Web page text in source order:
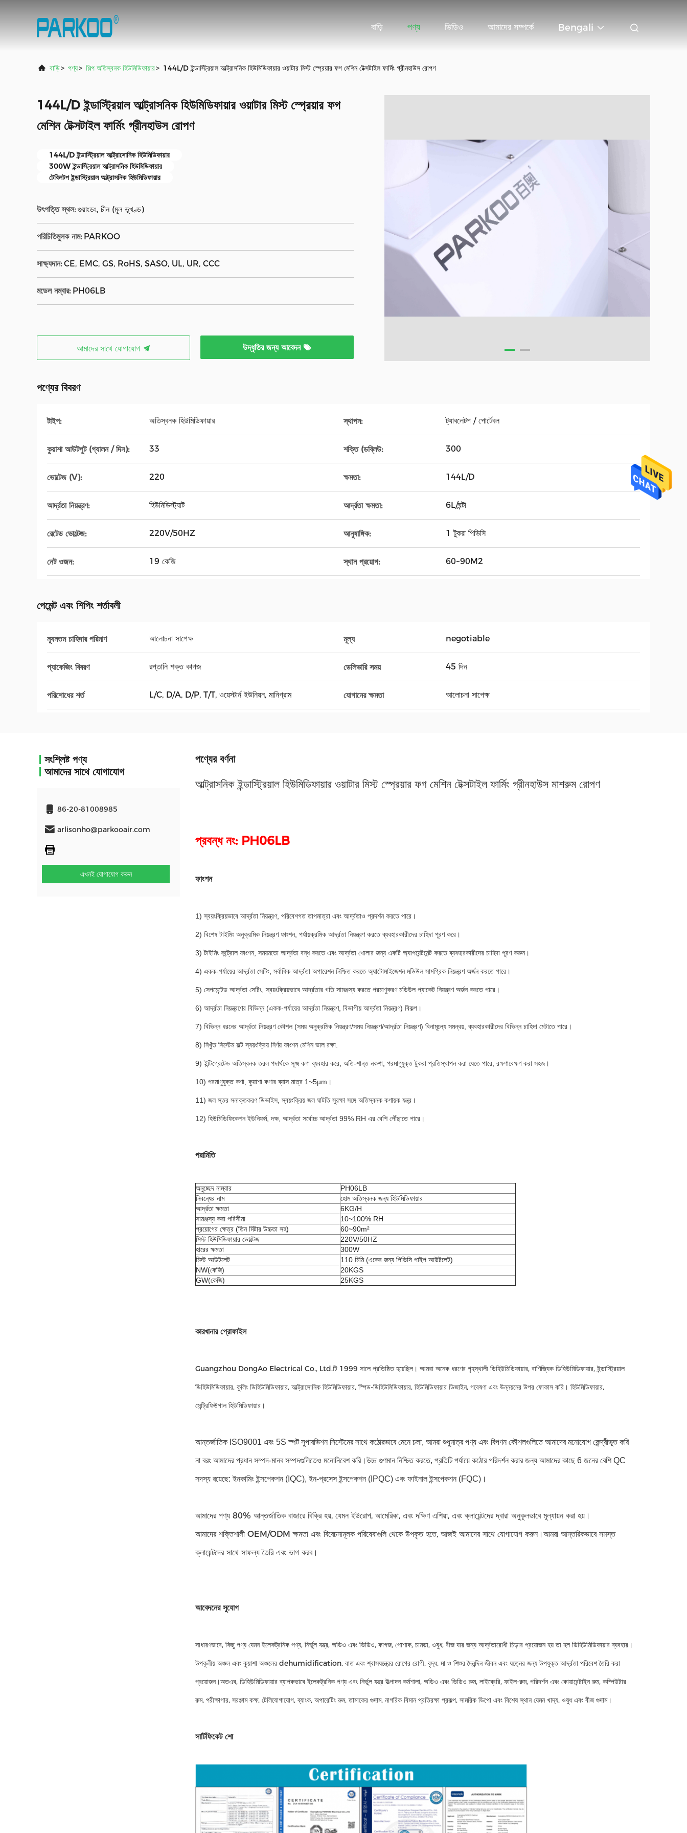
বাড়ি পণ্য ভিডিও আমাদের সম্পর্কে Bengali
বাড়ি> পণ্য> শিল্প অতিস্বনক হিউমিডিফায়ার> 144L/D ইন্ডাস্ট্রিয়াল আল্ট্রাসনিক হিউমিডিফায়ার ওয়াটার মিস্ট স্প্রেয়ার ফগ মেশিন টেক্সটাইল ফার্মিং গ্রীনহাউস রোপণ
144L/D ইন্ডাস্ট্রিয়াল আল্ট্রাসনিক হিউমিডিফায়ার ওয়াটার মিস্ট স্প্রেয়ার ফগ
মেশিন টেক্সটাইল ফার্মিং গ্রীনহাউস রোপণ
144L/D ইন্ডাস্ট্রিয়াল আল্ট্রাসোনিক হিউমিডিফায়ার
300W ইন্ডাস্ট্রিয়াল আল্ট্রাসনিক হিউমিডিফায়ার
টেবিলটপ ইন্ডাস্ট্রিয়াল আল্ট্রাসনিক হিউমিডিফায়ার
উৎপত্তি স্থল: গুয়াংডং, চীন (মূল ভূখণ্ড)
পরিচিতিমুলক নাম: PARKOO
সাক্ষ্যদান: CE, EMC, GS, RoHS, SASO, UL, UR, CCC
মডেল নম্বার: PH06LB
আমাদের সাথে যোগাযোগ উদ্ধৃতির জন্য আবেদন
পণ্যের বিবরণ
টাইপ: অতিস্বনক হিউমিডিফায়ার স্থাপন: ট্যাবলেটপ / পোর্টেবল
কুয়াশা আউটপুট (গ্যালন / দিন): 33 শক্তি (ডব্লিউ: 300
ভোল্টেজ (V): 220 ক্ষমতা: 144L/D
আর্দ্রতা নিয়ন্ত্রণ: হিউমিডিস্ট্যাট আর্দ্রতা ক্ষমতা: 6L/ঘন্টা
রেটেড ভোল্টেজ: 220V/50HZ আনুষাঙ্গিক: 1 টুকরা পিভিসি
নেট ওজন: 19 কেজি স্থান প্রয়োগ: 60~90M2
পেমেন্ট এবং শিপিং শর্তাবলী
ন্যূনতম চাহিদার পরিমাণ আলোচনা সাপেক্ষ মূল্য negotiable
প্যাকেজিং বিবরণ রপ্তানি শক্ত কাগজ ডেলিভারি সময় 45 দিন
পরিশোধের শর্ত L/C, D/A, D/P, T/T, ওয়েস্টার্ন ইউনিয়ন, মানিগ্রাম যোগানের ক্ষমতা আলোচনা সাপেক্ষ
সংশ্লিষ্ট পণ্য
আমাদের সাথে যোগাযোগ
86-20-81008985
arlisonho@parkooair.com
এখনই যোগাযোগ করুন
পণ্যের বর্ণনা
আল্ট্রাসনিক ইন্ডাস্ট্রিয়াল হিউমিডিফায়ার ওয়াটার মিস্ট স্প্রেয়ার ফগ মেশিন টেক্সটাইল ফার্মিং গ্রীনহাউস মাশরুম রোপণ
প্রবন্ধ নং: PH06LB
ফাংশন
1) স্বয়ংক্রিয়ভাবে আর্দ্রতা নিয়ন্ত্রণ, পরিবেশগত তাপমাত্রা এবং আর্দ্রতাও প্রদর্শন করতে পারে।
2) বিশেষ টাইমিং অনুক্রমিক নিয়ন্ত্রণ ফাংশন, পর্যায়ক্রমিক আর্দ্রতা নিয়ন্ত্রণ করতে ব্যবহারকারীদের চাহিদা পূরণ করে।
3) টাইমিং কন্ট্রোল ফাংশন, সময়মতো আর্দ্রতা বন্ধ করতে এবং আর্দ্রতা খোলার জন্য একটি অ্যাপয়েন্টমেন্ট করতে ব্যবহারকারীদের চাহিদা পূরণ করুন।
4) একক-পর্যায়ের আর্দ্রতা সেটিং, সর্বাধিক আর্দ্রতা অপারেশন নিশ্চিত করতে অ্যাটোমাইজেশন মডিউল সামগ্রিক নিয়ন্ত্রণ অর্জন করতে পারে।
5) সেগমেন্টেড আর্দ্রতা সেটিং, স্বয়ংক্রিয়ভাবে আর্দ্রতার গতি সামঞ্জস্য করতে পরমাণুকরণ মডিউল প্যাকেট নিয়ন্ত্রণ অর্জন করতে পারে।
6) আর্দ্রতা নিয়ন্ত্রণের বিভিন্ন (একক-পর্যায়ের আর্দ্রতা নিয়ন্ত্রণ, বিভাগীয় আর্দ্রতা নিয়ন্ত্রণ) বিকল্প।
7) বিভিন্ন ধরনের আর্দ্রতা নিয়ন্ত্রণ কৌশল (সময় অনুক্রমিক নিয়ন্ত্রণ/সময় নিয়ন্ত্রণ/আর্দ্রতা নিয়ন্ত্রণ) বিনামূল্যে সমন্বয়, ব্যবহারকারীদের বিভিন্ন চাহিদা মেটাতে পারে।
8) নিখুঁত সিস্টেম ফল্ট স্বয়ংক্রিয় নির্ণয় ফাংশন মেশিন ভাল রক্ষা.
9) ইন্টিগ্রেটেড অতিস্বনক তরল পদার্থকে সূক্ষ্ম কণা ব্যবহার করে, অতি-শান্ত নকশা, পরমাণুযুক্ত টুকরা প্রতিস্থাপন করা যেতে পারে, রক্ষণাবেক্ষণ করা সহজ।
10) পরমাণুযুক্ত কণা, কুয়াশা কণার ব্যাস মাত্র 1~5µm।
11) জল স্তর সনাক্তকরণ ডিভাইস, স্বয়ংক্রিয় জল ঘাটতি সুরক্ষা সঙ্গে অতিস্বনক কণায়ক যন্ত্র।
12) হিউমিডিফিকেশন ইউনিফর্ম, দক্ষ, আর্দ্রতা সর্বোচ্চ আর্দ্রতা 99% RH এর বেশি পৌঁছাতে পারে।
পরামিতি
অনুচ্ছেদ নাম্বার
PH06LB
নিবন্ধের নাম
হোম অতিস্বনক জন্য হিউমিডিফায়ার
আর্দ্রতা ক্ষমতা
6KG/H
সামঞ্জস্য করা পরিসীমা
10~100% RH
প্রয়োগের ক্ষেত্র (তিন মিটার উচ্চতা সহ)
60~90m²
মিস্ট হিউমিডিফায়ার ভোল্টেজ
220V/50HZ
হারের ক্ষমতা
300W
মিস্ট আউটলেট
110 মিমি (একের জন্য পিভিসি পাইপ আউটলেট)
NW(কেজি)
20KGS
GW(কেজি)
25KGS
কারখানার প্রোফাইল
Guangzhou DongAo Electrical Co., Ltd.টি 1999 সালে প্রতিষ্ঠিত হয়েছিল। আমরা অনেক ধরণের গৃহস্থালী ডিহিউমিডিফায়ার, বাণিজ্যিক ডিহিউমিডিফায়ার, ইন্ডাস্ট্রিয়াল
ডিহিউমিডিফায়ার, কুলিং ডিহিউমিডিফায়ার, আল্ট্রাসোনিক হিউমিডিফায়ার, স্পিড-ডিহিউমিডিফায়ার, হিউমিডিফায়ার ডিজাইন, গবেষণা এবং উন্নয়নের উপর ফোকাস করি। হিউমিডিফায়ার,
সেন্ট্রিফিউগাল হিউমিডিফায়ার।
আন্তর্জাতিক ISO9001 এবং 5S স্পট সুপারভিশন সিস্টেমের সাথে কঠোরভাবে মেনে চলা, আমরা শুধুমাত্র পণ্য এবং বিপণন কৌশলগুলিতে আমাদের মনোযোগ কেন্দ্রীভূত করি
না বরং আমাদের প্রধান সম্পদ-মানব সম্পদগুলিতেও মনোনিবেশ করি।উচ্চ গুণমান নিশ্চিত করতে, প্রতিটি পর্যায়ে কঠোর পরিদর্শন করার জন্য আমাদের কাছে 6 জনের বেশি QC
সদস্য রয়েছে: ইনকামিং ইন্সপেকশন (IQC), ইন-প্রসেস ইন্সপেকশন (IPQC) এবং ফাইনাল ইন্সপেকশন (FQC)।
আমাদের পণ্য 80% আন্তর্জাতিক বাজারে বিক্রি হয়, যেমন ইউরোপ, আমেরিকা, এবং দক্ষিণ এশিয়া, এবং ক্লায়েন্টদের দ্বারা অনুকূলভাবে মূল্যায়ন করা হয়।
আমাদের শক্তিশালী OEM/ODM ক্ষমতা এবং বিবেচনামূলক পরিষেবাগুলি থেকে উপকৃত হতে, আজই আমাদের সাথে যোগাযোগ করুন।আমরা আন্তরিকভাবে সমস্ত
ক্লায়েন্টদের সাথে সাফল্য তৈরি এবং ভাগ করব।
আবেদনের সুযোগ
সাধারণভাবে, কিছু পণ্য যেমন ইলেকট্রনিক পণ্য, নির্ভুল যন্ত্র, অডিও এবং ভিডিও, কাগজ, পোশাক, চামড়া, ওষুধ, বীজ যার জন্য আর্দ্রতারোধী চিড়ার প্রয়োজন হয় তা হল ডিহিউমিডিফায়ার ব্যবহার।
উপকূলীয় অঞ্চল এবং কুয়াশা অঞ্চলের dehumidification, বাত এবং শ্বাসযন্ত্রের রোগের রোগী, বৃদ্ধ, মা ও শিশুর দৈনন্দিন জীবন এবং যত্নের জন্য উপযুক্ত আর্দ্রতা পরিবেশ তৈরি করা
প্রয়োজন।অতএব, ডিহিউমিডিফায়ার ব্যাপকভাবে ইলেকট্রনিক পণ্য এবং নির্ভুল যন্ত্র উত্পাদন কর্মশালা, অডিও এবং ভিডিও রুম, লাইব্রেরি, ফাইল-রুম, পরিদর্শন এবং কোয়ারেন্টাইন রুম, কম্পিউটার
রুম, পরীক্ষাগার, সরঞ্জাম কক্ষ, টেলিযোগাযোগ, ব্যাংক, অপারেটিং রুম, তামাকের গুদাম, নাগরিক বিমান প্রতিরক্ষা প্রকল্প, সামরিক ডিপো এবং বিশেষ স্থান যেমন খাদ্য, ওষুধ এবং বীজ গুদাম।
সার্টিফিকেট শো